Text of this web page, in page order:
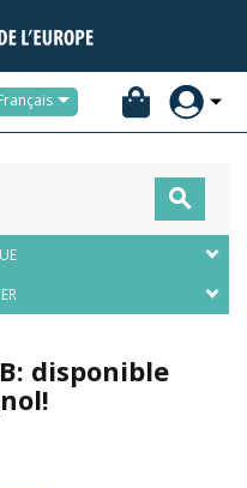


disponible